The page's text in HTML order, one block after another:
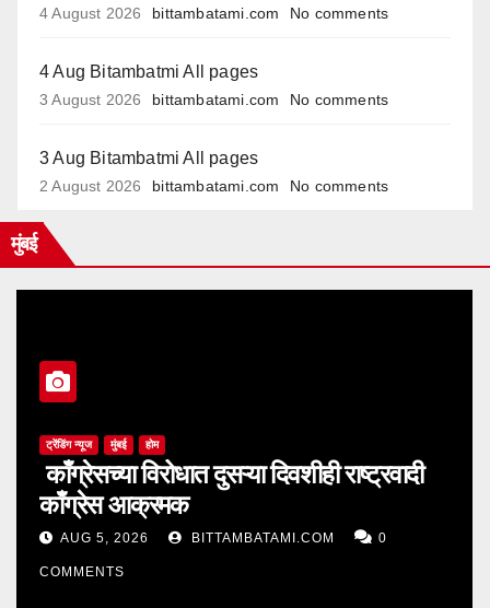
4 August 2026 bittambatami.com No comments
4 Aug Bitambatmi All pages
3 August 2026 bittambatami.com No comments
3 Aug Bitambatmi All pages
2 August 2026 bittambatami.com No comments
मुंबई
ट्रेंडिंग न्यूज मुंबई होम
काँग्रेसच्या विरोधात दुसऱ्या दिवशीही राष्ट्रवादी
काँग्रेस आक्रमक
AUG 5, 2026 BITTAMBATAMI.COM 0
COMMENTS